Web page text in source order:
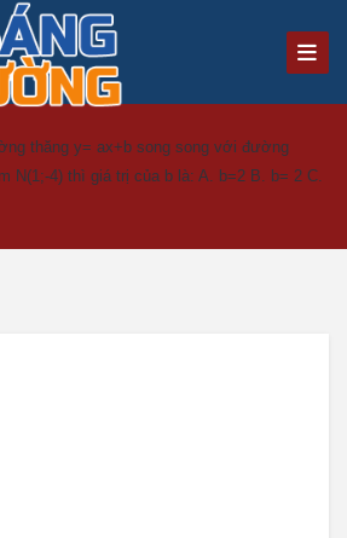
thăng y= ax+b song song với đường
N(1;-4) thì giá trị của b là: A. b=2 B. b= 2 C.